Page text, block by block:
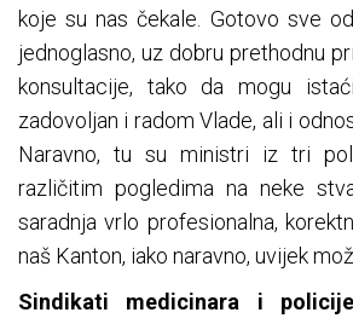
koje su nas čekale. Gotovo sve
jednoglasno, uz dobru prethodnu
konsultacije, tako da mogu
zadovoljan i radom Vlade, ali i
Naravno, tu su ministri iz tri
različitim pogledima na neke
saradnja vrlo profesionalna,
naš Kanton, iako naravno, uvijek
Sindikati medicinara i